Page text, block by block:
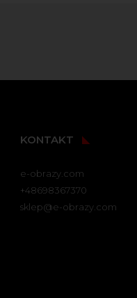
KONTAKT
e-obrazy.com
+48698367370
sklep@e-obrazy.com